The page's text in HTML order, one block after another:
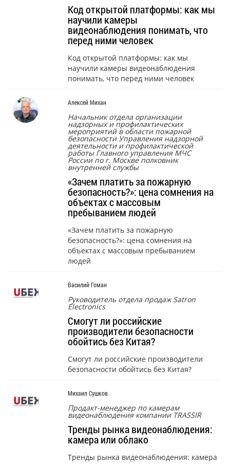
Код открытой платформы: как мы
научили камеры
видеонаблюдения понимать, что
перед ними человек
Код открытой платформы: как мы
научили камеры видеонаблюдения
понимать, что перед ними человек
Алексей Михан
Начальник отдела организации
надзорных и профилактических
мероприятий в области пожарной
безопасности Управления надзорной
деятельности и профилактической
работы Главного управления МЧС
России по г. Москве полковник
внутренней службы
«Зачем платить за пожарную
безопасность?»: цена сомнения на
объектах с массовым
пребыванием людей
«Зачем платить за пожарную
безопасность?»: цена сомнения на
объектах с массовым пребыванием
людей
Василий Гоман
Руководитель отдела продаж Satron
Electronics
Смогут ли российские
производители безопасности
обойтись без Китая?
Смогут ли российские производители
безопасности обойтись без Китая?
Михаил Сушков
Продакт-менеджер по камерам
видеонаблюдения компании TRASSIR
Тренды рынка видеонаблюдения:
камера или облако
Тренды рынка видеонаблюдения: камера